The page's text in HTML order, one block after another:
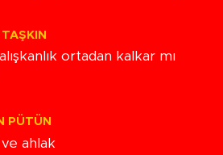
ortadan kalkar mı
PÜTÜN
ahlak